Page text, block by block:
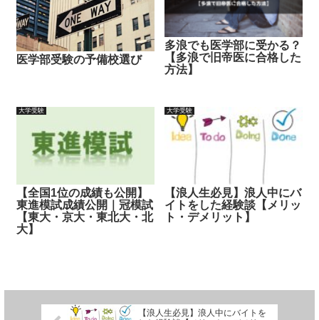
医学部受験の予備校選び
多浪でも医学部に受かる？
【多浪で旧帝医に合格した
方法】
大学受験
【全国1位の成績も公開】
東進模試成績公開｜冠模試
【東大・京大・東北大・北
大】
大学受験
【浪人生必見】浪人中にバ
イトをした経験談【メリッ
ト・デメリット】
【浪人生必見】浪人中にバイトを